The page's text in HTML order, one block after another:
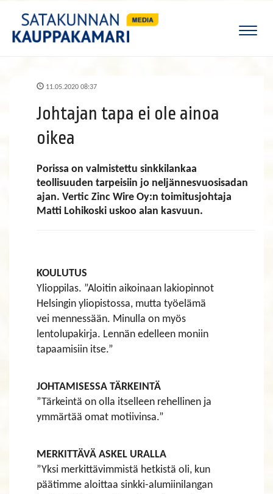
11.05.2020 08:37
Johtajan tapa ei ole ainoa
oikea
Porissa on valmistettu sinkkilankaa
teollisuuden tarpeisiin jo neljännesvuosisadan
ajan. Vertic Zinc Wire Oy:n toimitusjohtaja
Matti Lohikoski uskoo alan kasvuun.
KOULUTUS
Ylioppilas. ”Aloitin aikoinaan lakiopinnot
Helsingin yliopistossa, mutta työelämä
vei mennessään. Minulla on myös
lentolupakirja. Lennän edelleen moniin
tapaamisiin itse.”
JOHTAMISESSA TÄRKEINTÄ
”Tärkeintä on olla itselleen rehellinen ja
ymmärtää omat motiivinsa.”
MERKITTÄVÄ ASKEL URALLA
”Yksi merkittävimmistä hetkistä oli, kun
päätimme aloittaa sinkki-alumiinilangan